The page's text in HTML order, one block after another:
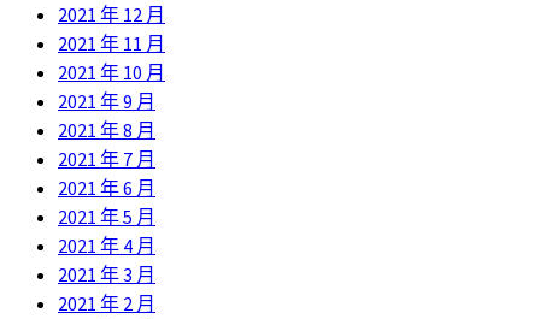
2021 年 12 月
2021 年 11 月
2021 年 10 月
2021 年 9 月
2021 年 8 月
2021 年 7 月
2021 年 6 月
2021 年 5 月
2021 年 4 月
2021 年 3 月
2021 年 2 月